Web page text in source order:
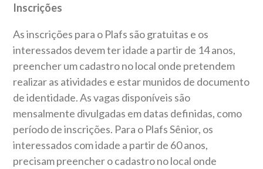
Inscrições
As inscrições para o Plafs são gratuitas e os
interessados devem ter idade a partir de 14 anos,
preencher um cadastro no local onde pretendem
realizar as atividades e estar munidos de documento
de identidade. As vagas disponíveis são
mensalmente divulgadas em datas definidas, como
período de inscrições. Para o Plafs Sênior, os
interessados com idade a partir de 60 anos,
precisam preencher o cadastro no local onde